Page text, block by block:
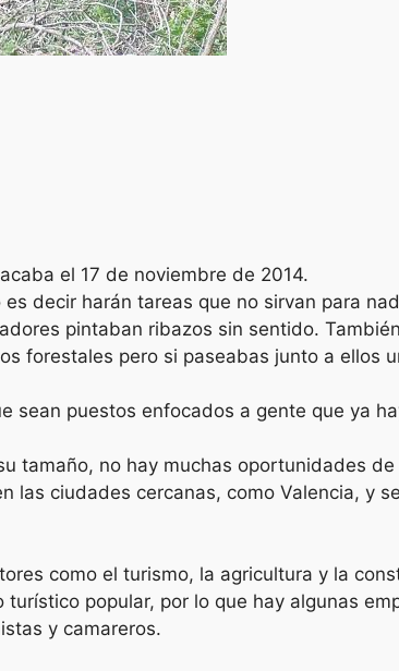
el 17 de noviembre de 2014.
decir harán tareas que no sirvan para
pintaban ribazos sin sentido.
forestales pero si paseabas junto a ellos
sean puestos enfocados a gente que ya
tamaño, no hay muchas oportunidades de
las ciudades cercanas, como Valencia, y
como el turismo, la agricultura y la
popular, por lo que hay algunas
y camareros.